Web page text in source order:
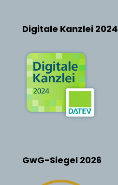
Digitale Kanzlei 2024
GwG-Siegel 2026